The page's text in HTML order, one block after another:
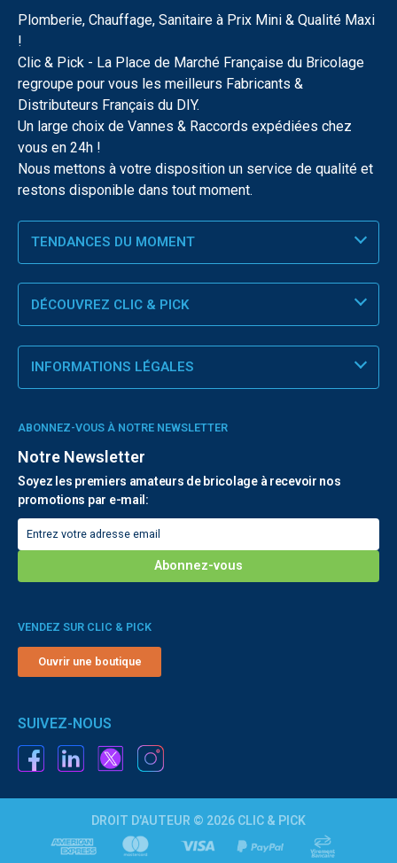
Plomberie, Chauffage, Sanitaire à Prix Mini & Qualité Maxi
!
Clic & Pick - La Place de Marché Française du Bricolage
regroupe pour vous les meilleurs Fabricants &
Distributeurs Français du DIY.
Un large choix de Vannes & Raccords expédiées chez
vous en 24h !
Nous mettons à votre disposition un service de qualité et
restons disponible dans tout moment.
TENDANCES DU MOMENT
DÉCOUVREZ CLIC & PICK
INFORMATIONS LÉGALES
ABONNEZ-VOUS À NOTRE NEWSLETTER
Notre Newsletter
Soyez les premiers amateurs de bricolage à recevoir nos
promotions par e-mail:
VENDEZ SUR CLIC & PICK
Ouvrir une boutique
SUIVEZ-NOUS
DROIT D'AUTEUR © 2026 CLIC & PICK